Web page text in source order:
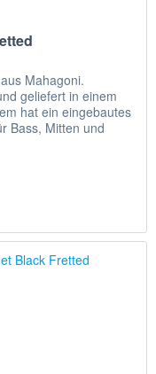
Mahagoni.
geliefert in einem
hat ein eingebautes
Bass, Mitten und